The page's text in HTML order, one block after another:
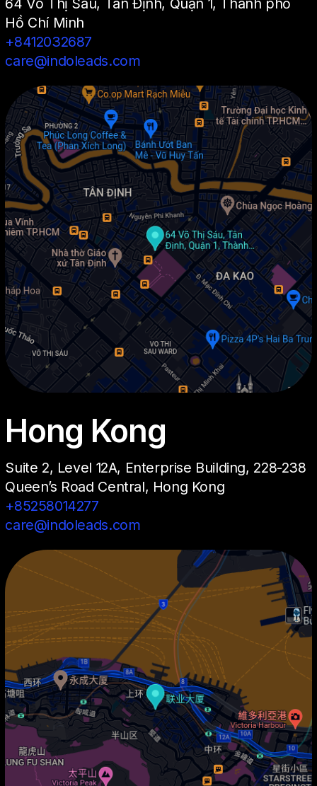
64 Võ Thị Sáu, Tân Định, Quận 1, Thành phố
Hồ Chí Minh
+8412032687
care@indoleads.com
Hong Kong
Suite 2, Level 12A, Enterprise Building, 228-238
Queen’s Road Central, Hong Kong
+85258014277
care@indoleads.com